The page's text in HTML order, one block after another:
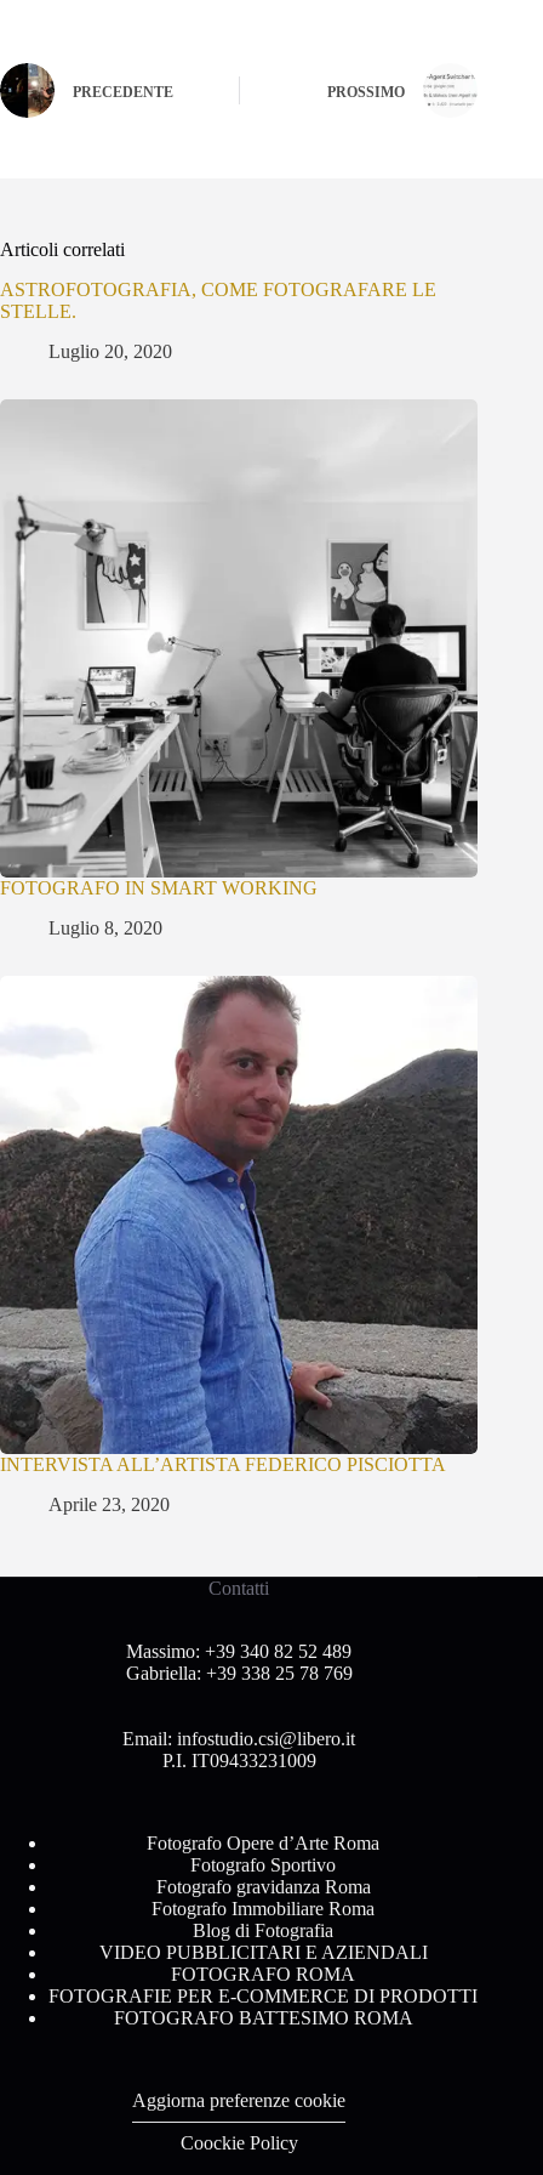
PRECEDENTE PROSSIMO
Articoli correlati
ASTROFOTOGRAFIA, COME FOTOGRAFARE LE
STELLE.
Luglio 20, 2020
FOTOGRAFO IN SMART WORKING
Luglio 8, 2020
INTERVISTA ALL’ARTISTA FEDERICO PISCIOTTA
Aprile 23, 2020
Contatti
Massimo: +39 340 82 52 489
Gabriella: +39 338 25 78 769
Email:infostudio.csi@libero.it
P.I. IT09433231009
Fotografo Opere d’Arte Roma
Fotografo Sportivo
Fotografo gravidanza Roma
Fotografo Immobiliare Roma
Blog di Fotografia
VIDEO PUBBLICITARI E AZIENDALI
FOTOGRAFO ROMA
FOTOGRAFIE PER E-COMMERCE DI PRODOTTI
FOTOGRAFO BATTESIMO ROMA
Aggiorna preferenze cookie
Coockie Policy